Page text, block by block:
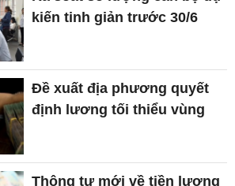
kiến tinh giản trước 30/6
Đề xuất địa phương quyết
định lương tối thiểu vùng
Thông tư mới về tiền lương